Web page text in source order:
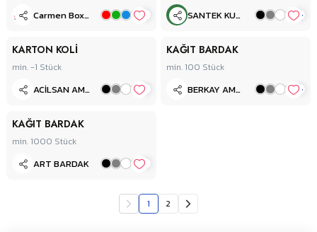
Carmen Box & Packaging + SANTEK KUTU +
KARTON KOLİ
min. -1 Stück
ACİLSAN AMBALAJ +
KAĞIT BARDAK
min. 100 Stück
BERKAY AMBALAJ +
KAĞIT BARDAK
min. 1000 Stück
ART BARDAK +
1 2